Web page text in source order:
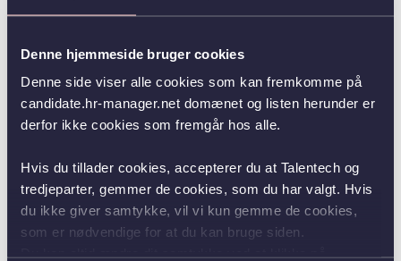
Denne hjemmeside bruger cookies
Denne side viser alle cookies som kan fremkomme på
candidate.hr-manager.net domænet og listen herunder er
derfor ikke cookies som fremgår hos alle.
Hvis du tillader cookies, accepterer du at Talentech og
tredjeparter, gemmer de cookies, som du har valgt. Hvis
du ikke giver samtykke, vil vi kun gemme de cookies,
som er nødvendige for at du kan bruge siden.